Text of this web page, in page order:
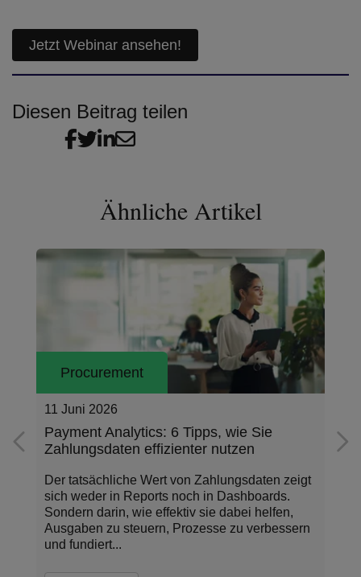
Jetzt Webinar ansehen!
Diesen Beitrag teilen
Ähnliche Artikel
Procurement
03 Juni 2026
Warum fehlende Kontrolle über
Zahlungsdaten zum Risiko wird
Zahlungsprozesse laufen heute über viele
Systeme und Teams hinweg. Doch genau dort
entstehen oft Risiken, die lange unbemerkt
bleiben. Unternehmen investieren viel in
sichere Zahlungsprozess...